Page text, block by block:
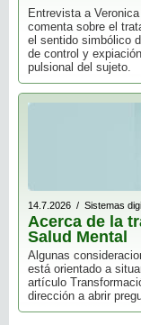
Entrevista a
comenta sobre el
el sentido simbólico
de control y
pulsional del sujeto.
14.7.2026 / Sistemas
Acerca de la
Salud Mental
Algunas
está orientado a
artículo
dirección a abrir